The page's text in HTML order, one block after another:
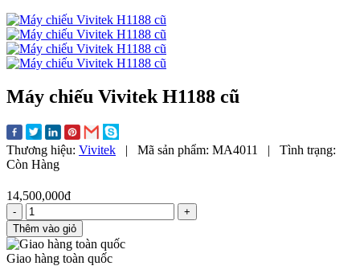
Máy chiếu Vivitek H1188 cũ
Thương hiệu: Vivitek | Mã sản phẩm: MA4011 |
Tình trạng:
Còn Hàng
14,500,000đ
-
+
Thêm vào giỏ
Giao hàng toàn quốc